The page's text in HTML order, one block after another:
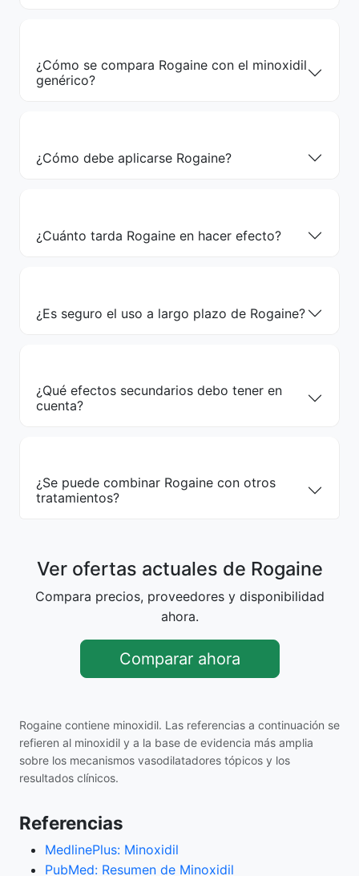
¿Cómo se compara Rogaine con el minoxidil
genérico?
¿Cómo debe aplicarse Rogaine?
¿Cuánto tarda Rogaine en hacer efecto?
¿Es seguro el uso a largo plazo de Rogaine?
¿Qué efectos secundarios debo tener en
cuenta?
¿Se puede combinar Rogaine con otros
tratamientos?
Ver ofertas actuales de Rogaine
Compara precios, proveedores y disponibilidad
ahora.
Comparar ahora
Rogaine contiene minoxidil. Las referencias a continuación se
refieren al minoxidil y a la base de evidencia más amplia
sobre los mecanismos vasodilatadores tópicos y los
resultados clínicos.
Referencias
MedlinePlus: Minoxidil
PubMed: Resumen de Minoxidil